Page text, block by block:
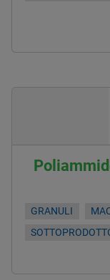
GRANULI